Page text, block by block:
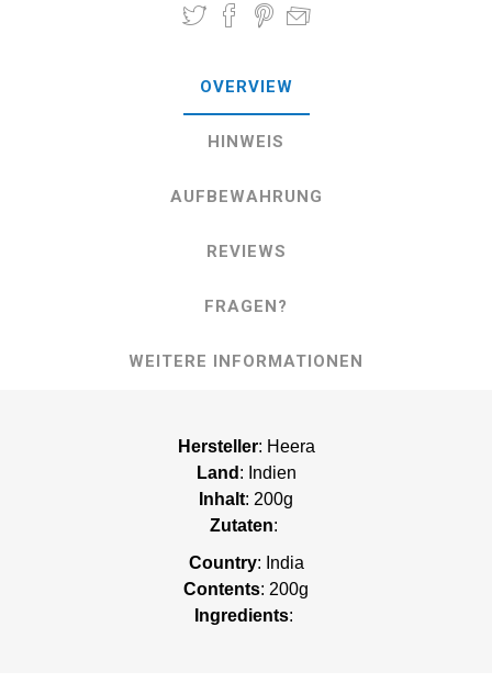
OVERVIEW
HINWEIS
AUFBEWAHRUNG
REVIEWS
FRAGEN?
WEITERE INFORMATIONEN
Hersteller: Heera
Land : Indien
Inhalt: 200g
Zutaten:
Country: India
Contents: 200g
Ingredients: